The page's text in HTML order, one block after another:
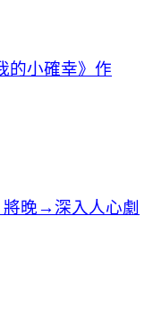
的小確幸》作
將晚→深入人心劇